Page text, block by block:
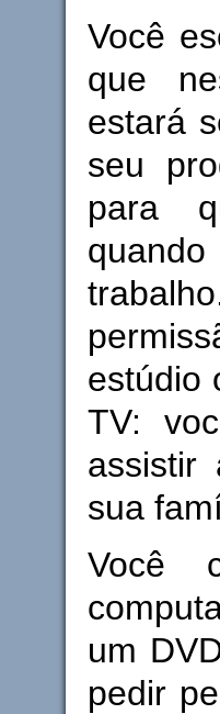
Você
que
estará
seu
para
estúdio
TV:
assistir
sua
Você
um
pedir